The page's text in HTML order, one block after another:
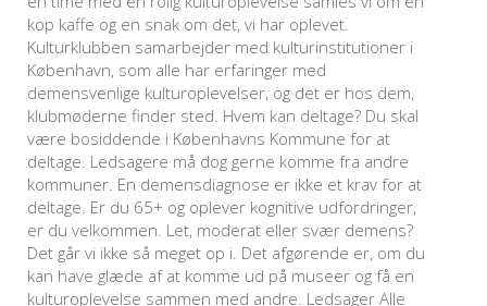
kop kaffe og en snak om det, vi har oplevet.
Kulturklubben samarbejder med kulturinstitutioner i
København, som alle har erfaringer med
demensvenlige kulturoplevelser, og det er hos dem,
klubmøderne finder sted. Hvem kan deltage? Du skal
være bosiddende i Københavns Kommune for at
deltage. Ledsagere må dog gerne komme fra andre
kommuner. En demensdiagnose er ikke et krav for at
deltage. Er du 65+ og oplever kognitive udfordringer,
er du velkommen. Let, moderat eller svær demens?
Det går vi ikke så meget op i. Det afgørende er, om du
kan have glæde af at komme ud på museer og få en
kulturoplevelse sammen med andre. Ledsager Alle